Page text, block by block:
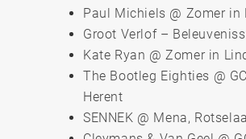
Paul Michiels @ Zomer in
Groot Verlof –
Kate Ryan @ Zomer in
The Bootleg Eighties @
Herent
SENNEK @ Mena,